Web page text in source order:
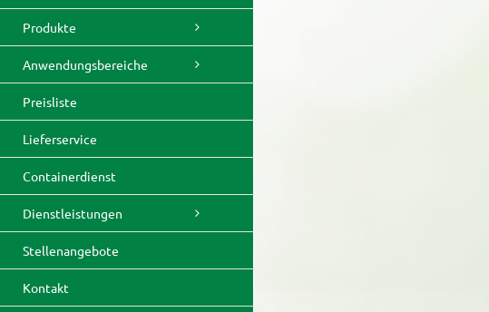
Produkte
Anwendungsbereiche
Preisliste
Lieferservice
Containerdienst
Dienstleistungen
Stellenangebote
Kontakt